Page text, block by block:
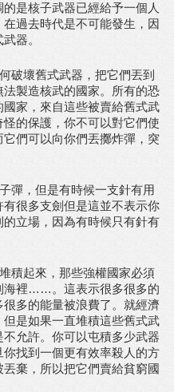
是核子武器已經給予一個人
過去時代是不可能發生，因
器。
壞舊式武器，把它們丟到
製造核武的國家。所有的恐
家，來自這些被賣給舊式武
的保護，你不可以對它們使
們可以向你們丟擲炸彈，突
，但是有時候一支針有用
很多支劍但是這並不表示你
立場，因為有時候只有針有
起來，那些強權國家必須
海裡……。這表示很多很多的
多的能量被浪費了。就經濟
是如果一直堆積這些舊式武
允許。你可以屯積多少武器
找到一個更有效率殺人的方
棄，所以把它們賣給貧窮國